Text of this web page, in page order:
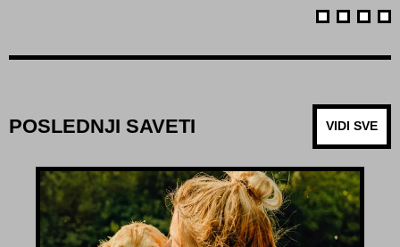
POSLEDNJI SAVETI VIDI SVE